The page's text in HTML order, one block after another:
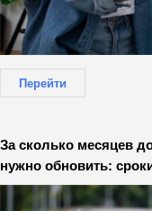
Перейти
За сколько месяцев
нужно обновить: